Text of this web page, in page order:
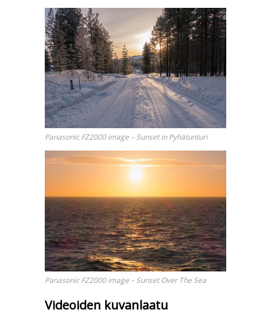
Panasonic FZ2000 image – Sunset in Pyhätunturi
Panasonic FZ2000 image – Sunset Over The Sea
Videoiden kuvanlaatu